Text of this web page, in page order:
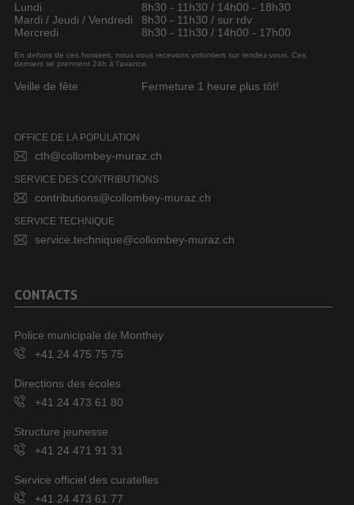
Lundi
8h30 - 11h30 / 14h00 - 18h30
Mardi / Jeudi / Vendredi
8h30 - 11h30 / sur rdv
Mercredi
8h30 - 11h30 / 14h00 - 17h00
En dehors de ces horaires, nous vous recevons volontiers sur rendez-vous. Ces
derniers se prennent 24h à l’avance.
Veille de fête Fermeture 1 heure plus tôt!
OFFICE DE LA POPULATION
cth@collombey-muraz.ch
SERVICE DES CONTRIBUTIONS
contributions@collombey-muraz.ch
SERVICE TECHNIQUE
service.technique@collombey-muraz.ch
CONTACTS
Police municipale de Monthey
+41 24 475 75 75
Directions des écoles
+41 24 473 61 80
Structure jeunesse
+41 24 471 91 31
Service officiel des curatelles
+41 24 473 61 77